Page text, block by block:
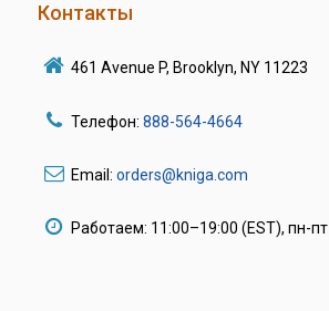
Контакты
461 Avenue P, Brooklyn, NY 11223
Телефон: 888-564-4664
Email: orders@kniga.com
Работаем: 11:00–19:00 (EST), пн-пт